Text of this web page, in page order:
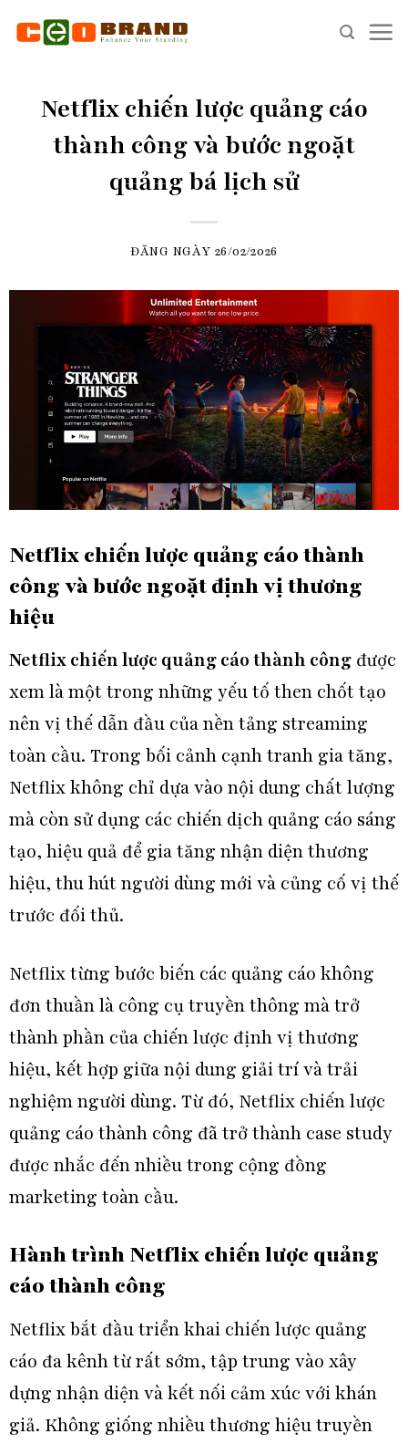
Netflix chiến lược quảng cáo
thành công và bước ngoặt
quảng bá lịch sử
ĐĂNG NGÀY 26/02/2026
Netflix chiến lược quảng cáo thành
công và bước ngoặt định vị thương
hiệu
Netflix chiến lược quảng cáo thành côngđược
xem là một trong những yếu tố then chốt tạo
nên vị thế dẫn đầu của nền tảng streaming
toàn cầu. Trong bối cảnh cạnh tranh gia tăng,
Netflix không chỉ dựa vào nội dung chất lượng
mà còn sử dụng các chiến dịch quảng cáo sáng
tạo, hiệu quả để gia tăng nhận diện thương
hiệu, thu hút người dùng mới và củng cố vị thế
trước đối thủ.
Netflix từng bước biến các quảng cáo không
đơn thuần là công cụ truyền thông mà trở
thành phần của chiến lược định vị thương
hiệu, kết hợp giữa nội dung giải trí và trải
nghiệm người dùng. Từ đó, Netflix chiến lược
quảng cáo thành công đã trở thành case study
được nhắc đến nhiều trong cộng đồng
marketing toàn cầu.
Hành trình Netflix chiến lược quảng
cáo thành công
Netflix bắt đầu triển khai chiến lược quảng
cáo đa kênh từ rất sớm, tập trung vào xây
dựng nhận diện và kết nối cảm xúc với khán
giả. Không giống nhiều thương hiệu truyền